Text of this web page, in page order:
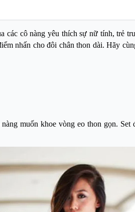
các cô nàng yêu thích sự nữ tính, trẻ
nhấn cho đôi chân thon dài. Hãy
muốn khoe vòng eo thon gọn. Set